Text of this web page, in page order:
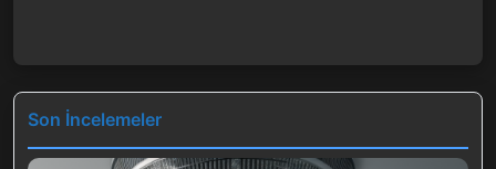
Son İncelemeler